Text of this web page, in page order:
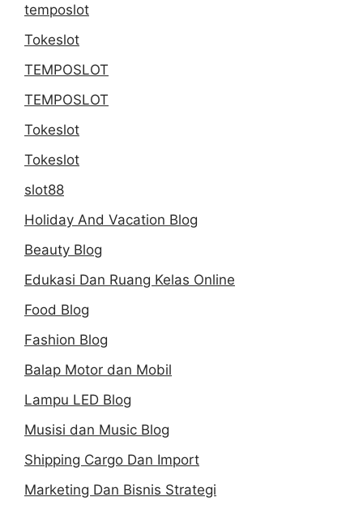
temposlot
Tokeslot
TEMPOSLOT
TEMPOSLOT
Tokeslot
Tokeslot
slot88
Holiday And Vacation Blog
Beauty Blog
Edukasi Dan Ruang Kelas Online
Food Blog
Fashion Blog
Balap Motor dan Mobil
Lampu LED Blog
Musisi dan Music Blog
Shipping Cargo Dan Import
Marketing Dan Bisnis Strategi